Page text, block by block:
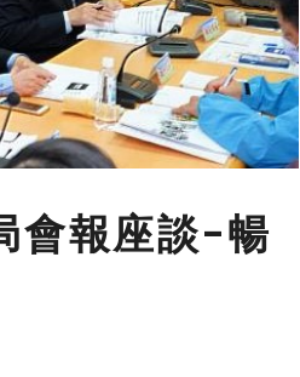
會報座談-暢